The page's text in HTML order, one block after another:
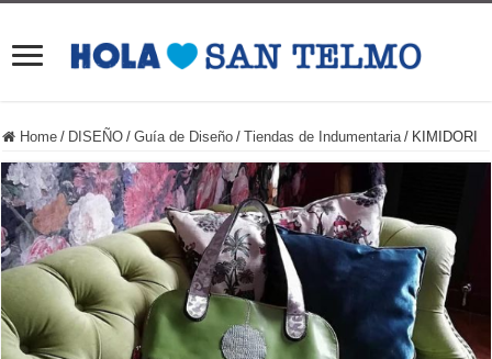
Home / DISEÑO / Guía de Diseño / Tiendas de Indumentaria / KIMIDORI